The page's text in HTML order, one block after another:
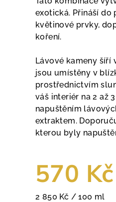
exotická. Přináší do
květinové prvky,
koření.
Lávové kameny šíří
jsou umístěny v
prostřednictvím
váš interiér na 2 až
napuštěním
extraktem.
kterou byly
570 Kč
Měrná
2 850 Kč / 100 ml